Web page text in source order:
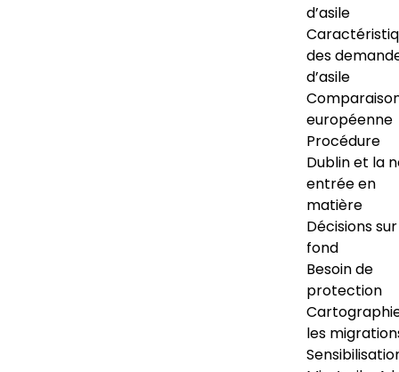
d’asile
des
d’asile
européenne
Procédure
Dublin et la
entrée en
matière
Décisions
fond
Besoin de
protection
les